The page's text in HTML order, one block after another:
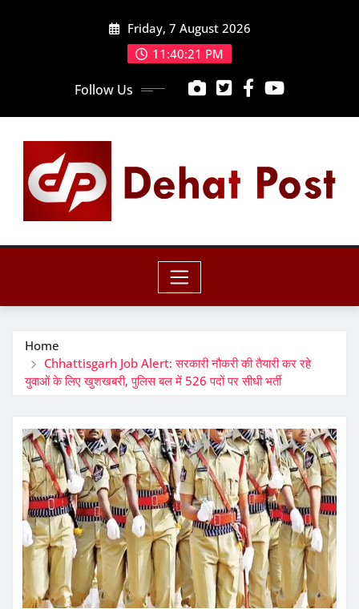
Friday, 7 August 2026
11:40:22 PM
Follow Us
Home
Chhattisgarh Job Alert: सरकारी नौकरी की तैयारी कर रहे
युवाओं के लिए खुशखबरी, पुलिस बल में 526 पदों पर सीधी भर्ती